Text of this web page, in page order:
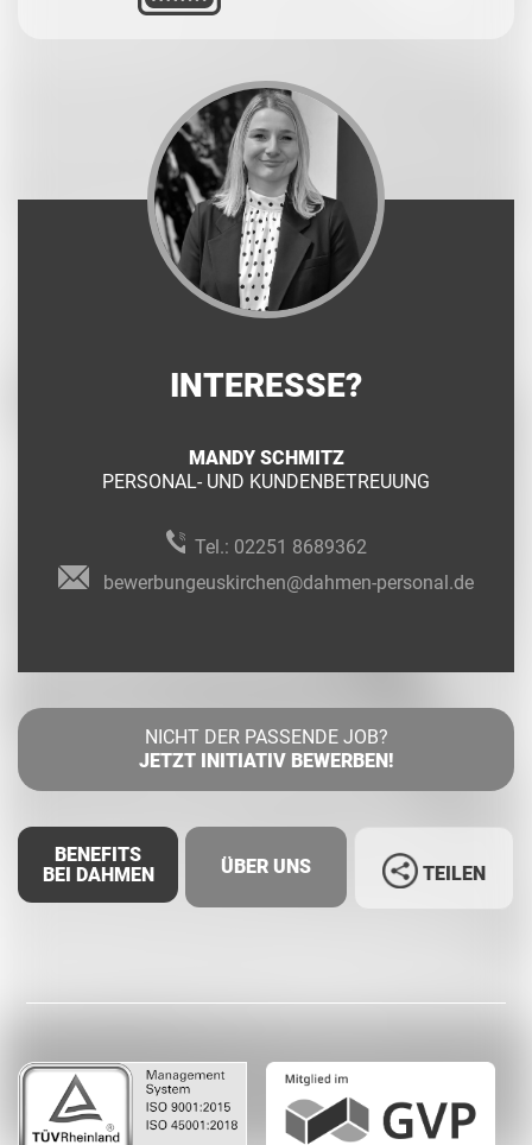
INTERESSE?
MANDY SCHMITZ
PERSONAL- UND KUNDENBETREUUNG
Tel.: 02251 8689362
bewerbungeuskirchen@dahmen-personal.de
NICHT DER PASSENDE JOB?
JETZT INITIATIV BEWERBEN!
BENEFITS
BEI DAHMEN
ÜBER UNS TEILEN